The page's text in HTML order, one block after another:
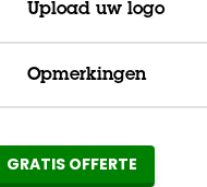
Upload uw logo
Opmerkingen
GRATIS OFFERTE